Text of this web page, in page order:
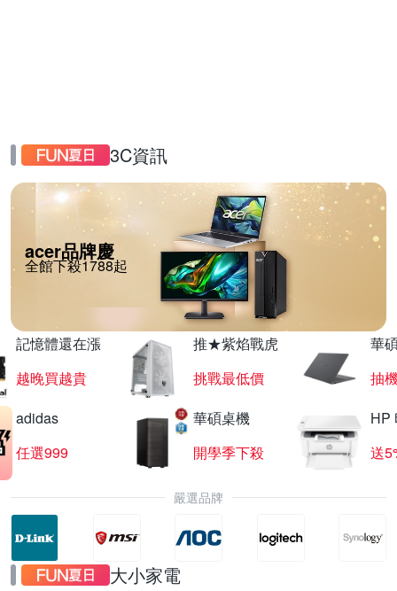
3C資訊
acer品牌慶
全館下殺1788起
記憶體還在漲
越晚買越貴
推★紫焰戰虎
挑戰最低價
華
抽
adidas
任選999
華碩桌機
開學季下殺
HP
送
嚴選品牌
大小家電